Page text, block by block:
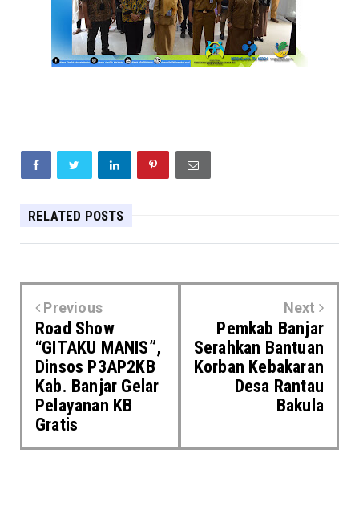
RELATED POSTS
Previous
Road Show
“GITAKU MANIS”,
Dinsos P3AP2KB
Kab. Banjar Gelar
Pelayanan KB
Gratis
Next
Pemkab Banjar
Serahkan Bantuan
Korban Kebakaran
Desa Rantau
Bakula